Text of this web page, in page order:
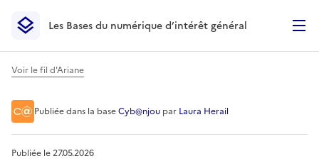
Les Bases du numérique d’intérêt général- Retour à la
Les Bases du numérique d’intérêt général
Voir le fil d'Ariane
Lettre ressources - Mai 2026
Publiéedans la baseCyb@njou par Laura Herail
Publiée le27.05.2026